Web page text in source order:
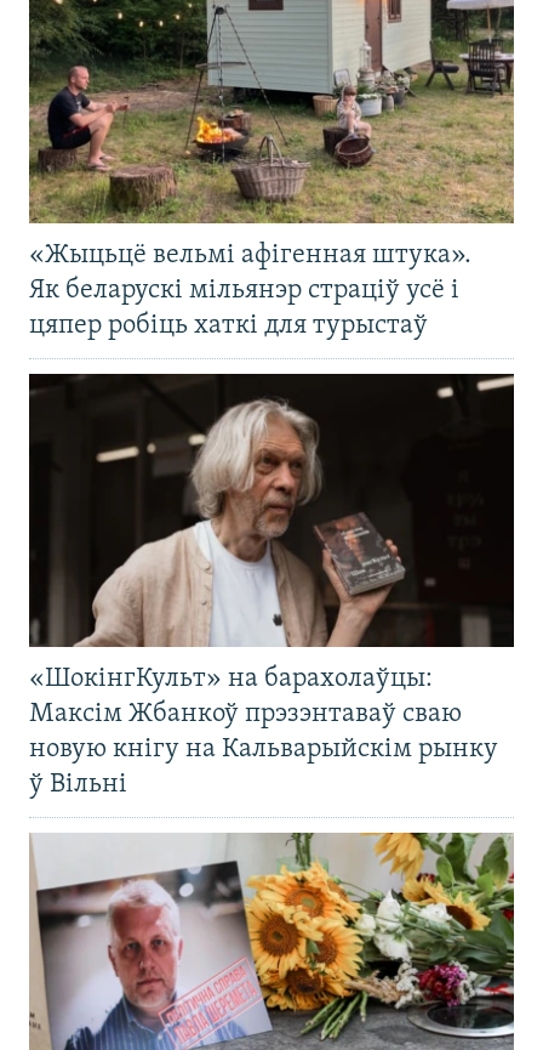
«Жыцьцё вельмі афігенная штука».
Як беларускі мільянэр страціў усё і
цяпер робіць хаткі для турыстаў
«ШокінгКульт» на барахолаўцы:
Максім Жбанкоў прэзэнтаваў сваю
новую кнігу на Кальварыйскім рынку
ў Вільні